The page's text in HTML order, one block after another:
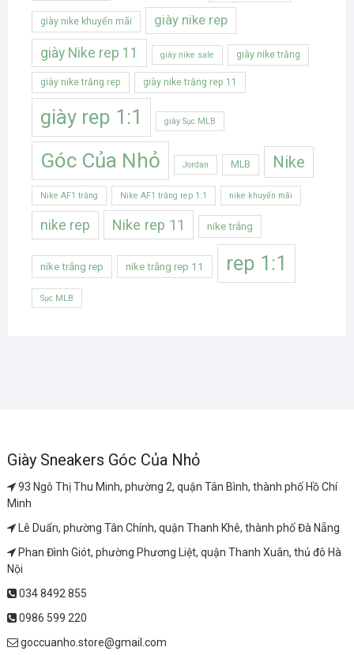
giày nike khuyến mãi giày nike rep
giày Nike rep 11 giày nike sale giày nike trắng
giày nike trắng rep giày nike trắng rep 11
giày rep 1:1 giày Sục MLB
Góc Của Nhỏ Jordan MLB Nike
Nike AF1 trắng Nike AF1 trắng rep 1:1 nike khuyến mãi
nike rep Nike rep 11 nike trắng
nike trắng rep nike trắng rep 11 rep 1:1
Sục MLB
Giày Sneakers Góc Của Nhỏ
93 Ngô Thị Thu Minh, phường 2, quận Tân Bình, thành phố Hồ Chí
Minh
Lê Duẩn, phường Tân Chính, quận Thanh Khê, thành phố Đà Nẵng
Phan Đình Giót, phường Phương Liệt, quận Thanh Xuân, thủ đô Hà
Nội
034 8492 855
0986 599 220
goccuanho.store@gmail.com